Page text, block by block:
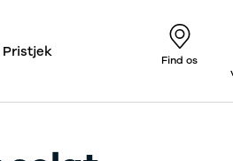
Pristjek Find os